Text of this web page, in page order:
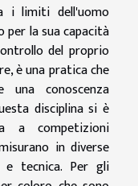
i limiti dell'uomo
per la sua capacità
del proprio
è una pratica che
una conoscenza
disciplina si è
a competizioni
in diverse
e tecnica. Per gli